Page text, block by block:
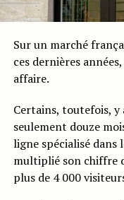
Sur un marché
ces dernières
affaire.
Certains, toutefois, y
seulement douze
ligne spécialisé dans
multiplié son chiffre
plus de 4 000